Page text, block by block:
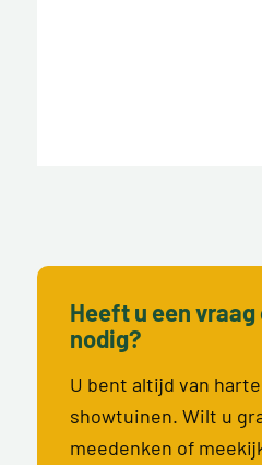
Heeft u een
nodig?
U bent altijd van
showtuinen. Wilt u
meedenken of